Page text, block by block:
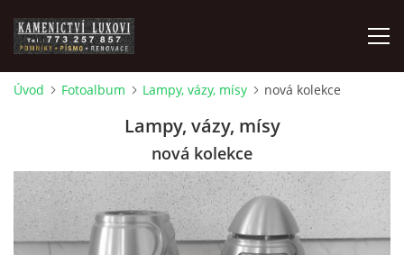
ČIŠTĚNÍ, BROUŠENÍ A RENOVACE
Úvod Fotoalbum Lampy, vázy, mísy nová kolekce
Lampy, vázy, mísy
nová kolekce